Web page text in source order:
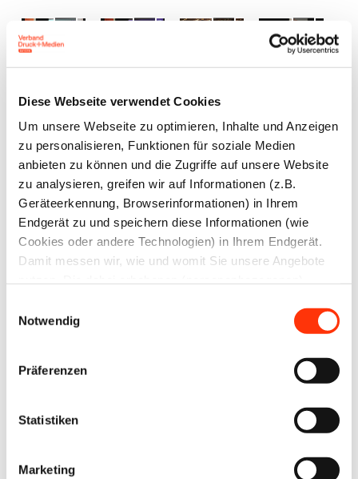
Diese Webseite verwendet Cookies
Um unsere Webseite zu optimieren, Inhalte und Anzeigen
zu personalisieren, Funktionen für soziale Medien
anbieten zu können und die Zugriffe auf unsere Website
zu analysieren, greifen wir auf Informationen (z.B.
Geräteerkennung, Browserinformationen) in Ihrem
Endgerät zu und speichern diese Informationen (wie
Cookies oder andere Technologien) in Ihrem Endgerät.
Damit messen wir, wie und womit Sie unsere Angebote
Werbung und Analysen weiter. Ihre Daten können mit
mehreren ausgewählten Partnern geteilt werden, die sich
je nach unseren aktuellen Geschäftsbeziehungen ändern
können. Indem Sie „Alle zulassen“ klicken, stimmen Sie
und Datenverarbeitung zu.
Notwendig
Präferenzen
Statistiken
Marketing